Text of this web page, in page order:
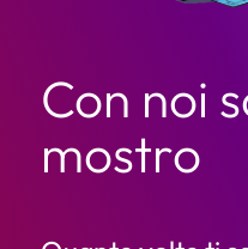
Con noi
mostro